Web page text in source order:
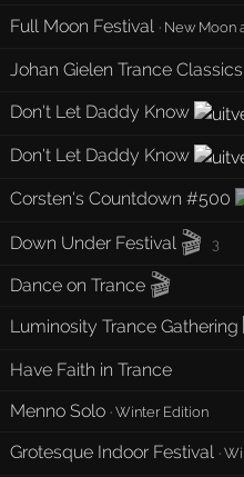
Full Moon Festival · New Moon
Johan Gielen Trance
Don't Let Daddy Know
Don't Let Daddy Know
Corsten's Countdown #500
Down Under Festival 🎬 3
Dance on Trance 🎬
Luminosity Trance Gathering
Have Faith in Trance
Menno Solo ·Winter Edition
Grotesque Indoor Festival ·